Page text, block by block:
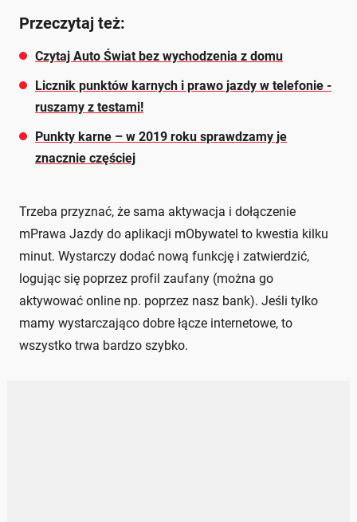
Przeczytaj też:
Czytaj Auto Świat bez wychodzenia z domu
Licznik punktów karnych i prawo jazdy w telefonie -
ruszamy z testami!
Punkty karne – w 2019 roku sprawdzamy je
znacznie częściej
Trzeba przyznać, że sama aktywacja i dołączenie
mPrawa Jazdy do aplikacji mObywatel to kwestia kilku
minut. Wystarczy dodać nową funkcję i zatwierdzić,
logując się poprzez profil zaufany (można go
aktywować online np. poprzez nasz bank). Jeśli tylko
mamy wystarczająco dobre łącze internetowe, to
wszystko trwa bardzo szybko.